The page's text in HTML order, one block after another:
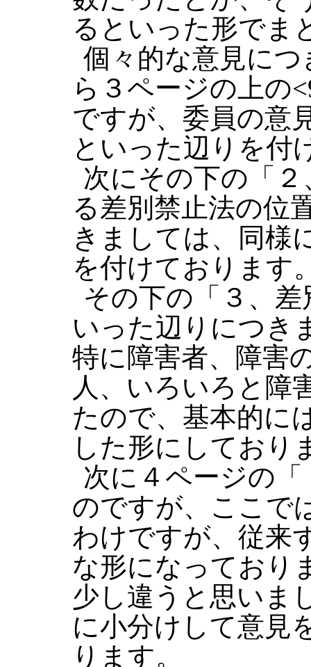
るといった形でま
個々的な意見に
ら３ページの上の
ですが、委員の意
といった辺りを付
次にその下の「
る差別禁止法の位
きましては、同様
を付けております
その下の「３、
いった辺りにつき
特に障害者、障害
人、いろいろと障
たので、基本的に
した形にしており
次に４ページの
のですが、ここで
わけですが、従来
な形になっており
少し違うと思いま
に小分けして意見
ります。